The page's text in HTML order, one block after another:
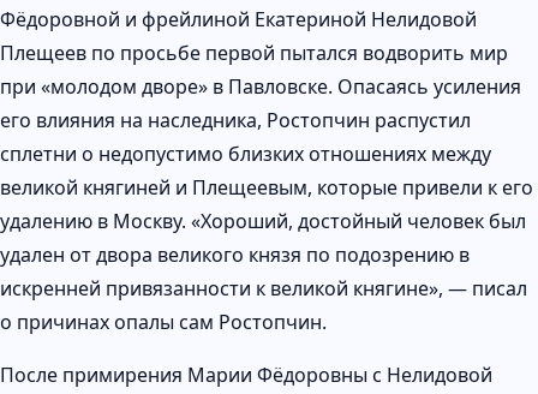
Фёдоровной и фрейлиной Екатериной Нелидовой
Плещеев по просьбе первой пытался водворить мир
при «молодом дворе» в Павловске. Опасаясь усиления
его влияния на наследника, Ростопчин распустил
сплетни о недопустимо близких отношениях между
великой княгиней и Плещеевым, которые привели к его
удалению в Москву. «Хороший, достойный человек был
удален от двора великого князя по подозрению в
искренней привязанности к великой княгине», — писал
о причинах опалы сам Ростопчин.
После примирения Марии Фёдоровны с Нелидовой